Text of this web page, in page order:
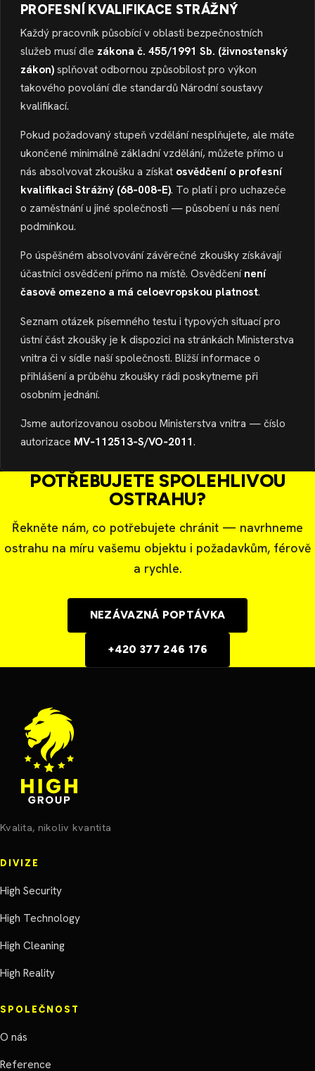
PROFESNÍ KVALIFIKACE STRÁŽNÝ
Každý pracovník působící v oblasti bezpečnostních
služeb musí dle zákona č. 455/1991 Sb. (živnostenský
zákon) splňovat odbornou způsobilost pro výkon
takového povolání dle standardů Národní soustavy
kvalifikací.
Pokud požadovaný stupeň vzdělání nesplňujete, ale máte
ukončené minimálně základní vzdělání, můžete přímo u
nás absolvovat zkoušku a získat osvědčení o profesní
kvalifikaci Strážný (68‑008‑E). To platí i pro uchazeče
o zaměstnání u jiné společnosti — působení u nás není
podmínkou.
Po úspěšném absolvování závěrečné zkoušky získávají
účastníci osvědčení přímo na místě. Osvědčení není
časově omezeno a má celoevropskou platnost.
Seznam otázek písemného testu i typových situací pro
ústní část zkoušky je k dispozici na stránkách Ministerstva
vnitra či v sídle naší společnosti. Bližší informace o
přihlášení a průběhu zkoušky rádi poskytneme při
osobním jednání.
Jsme autorizovanou osobou Ministerstva vnitra — číslo
autorizace MV‑112513‑S/VO‑2011.
POTŘEBUJETE SPOLEHLIVOU
OSTRAHU?
Řekněte nám, co potřebujete chránit — navrhneme
ostrahu na míru vašemu objektu i požadavkům, férově
a rychle.
NEZÁVAZNÁ POPTÁVKA
+420 377 246 176
Kvalita, nikoliv kvantita
DIVIZE
High Security
High Technology
High Cleaning
High Reality
SPOLEČNOST
O nás
Reference